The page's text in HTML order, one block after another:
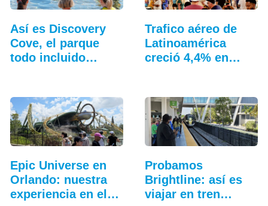
Así es Discovery
Cove, el parque
todo incluido
Trafico aéreo de
Latinoamérica
creció 4,4% en
Epic Universe en
Orlando: nuestra
experiencia en el…
Probamos
Brightline: así es
viajar en tren